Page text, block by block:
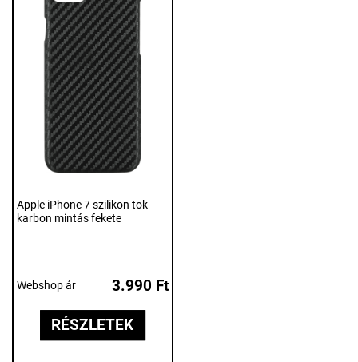
Apple iPhone 7 szilikon tok
karbon mintás fekete
Webshop ár 3.990 Ft
RÉSZLETEK